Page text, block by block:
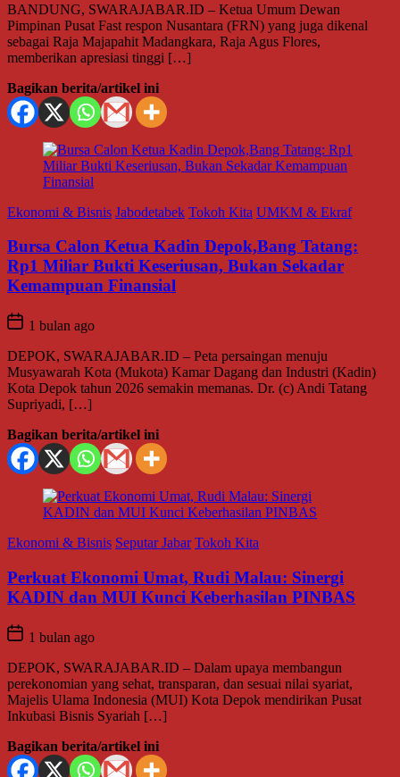
BANDUNG, SWARAJABAR.ID – Ketua Umum Dewan
Pimpinan Pusat Fast respon Nusantara (FRN) yang juga dikenal
sebagai Raja Majapahit Madangkara, Raja Agus Flores,
memberikan apresiasi tinggi […]
Bagikan berita/artikel ini
Ekonomi & Bisnis Jabodetabek Tokoh Kita UMKM & Ekraf
Bursa Calon Ketua Kadin Depok,Bang Tatang:
Rp1 Miliar Bukti Keseriusan, Bukan Sekadar
Kemampuan Finansial
1 bulan ago
DEPOK, SWARAJABAR.ID – Peta persaingan menuju
Musyawarah Kota (Mukota) Kamar Dagang dan Industri (Kadin)
Kota Depok tahun 2026 semakin memanas. Dr. (c) Andi Tatang
Supriyadi, […]
Bagikan berita/artikel ini
Ekonomi & Bisnis Seputar Jabar Tokoh Kita
Perkuat Ekonomi Umat, Rudi Malau: Sinergi
KADIN dan MUI Kunci Keberhasilan PINBAS
1 bulan ago
DEPOK, SWARAJABAR.ID – Dalam upaya membangun
perekonomian yang sehat, transparan, dan sesuai nilai syariat,
Majelis Ulama Indonesia (MUI) Kota Depok mendirikan Pusat
Inkubasi Bisnis Syariah […]
Bagikan berita/artikel ini